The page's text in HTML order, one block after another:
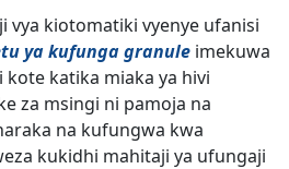
vya kiotomatiki vyenye ufanisi
ya kufunga granule imekuwa
katika miaka ya hivi
za msingi ni pamoja na
na kufungwa kwa
kukidhi mahitaji ya ufungaji